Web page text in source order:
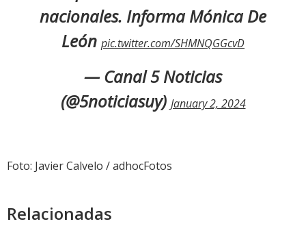
nacionales. Informa Mónica De
León pic.twitter.com/SHMNQGGcvD
— Canal 5 Noticias
(@5noticiasuy) January 2, 2024
Foto: Javier Calvelo / adhocFotos
Relacionadas